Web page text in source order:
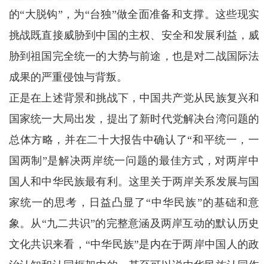
的“大脱钩”，为“台独”做全面准备和支撑。这些现实
挑战既直接威胁到中国的主权、安全和发展利益，威
胁到祖国完全统一的大势与前途，也是对二战国际法
成果的严重侵蚀与背叛。
正是在上述背景和挑战下，中国共产党从民族复兴和
国家统一大局出发，提出了新时代党解决台湾问题的
总体方略，并在二十大报告中确认了“和平统一，一
国两制”是解决两岸统一问题的最佳方式，对两岸中
国人和中华民族最有利。这里关于两岸关系发展与国
家统一的思考，日益凸显了“中华民族”的基础和意
象。从“九二共识”的完整意涵及两岸互动的默认历史
文化共识来看，“中华民族”是内在于两岸中国人的政